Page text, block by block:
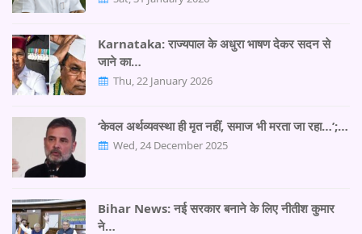
Karnataka: राज्यपाल के अधुरा भाषण देकर सदन से
जाने का…
Thu, 22 January 2026
‘केवल अर्थव्यवस्था ही मृत नहीं, समाज भी मरता जा रहा…’;…
Wed, 24 December 2025
Bihar News: नई सरकार बनाने के लिए नीतीश कुमार
ने…